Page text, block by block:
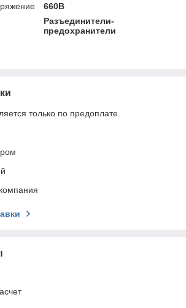
660В
Разъединители-
предохранители
только по предоплате.